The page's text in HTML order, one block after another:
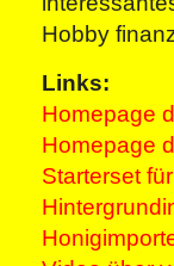
Hobby
Links:
Homepage
Homepage
Starterset